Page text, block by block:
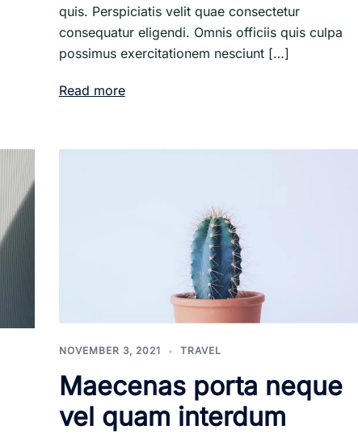
quis. Perspiciatis velit quae consectetur
consequatur eligendi. Omnis officiis quis culpa
possimus exercitationem nesciunt […]
Read more
NOVEMBER 3, 2021 TRAVEL
Maecenas porta neque
vel quam interdum